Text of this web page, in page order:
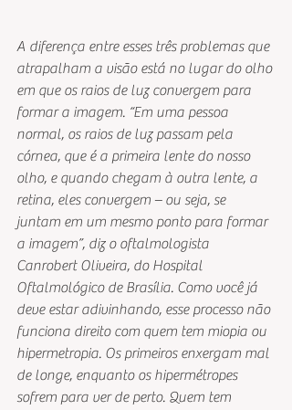
A diferença entre esses três problemas que
atrapalham a visão está no lugar do olho
em que os raios de luz convergem para
formar a imagem. “Em uma pessoa
normal, os raios de luz passam pela
córnea, que é a primeira lente do nosso
olho, e quando chegam à outra lente, a
retina, eles convergem – ou seja, se
juntam em um mesmo ponto para formar
a imagem”, diz o oftalmologista
Canrobert Oliveira, do Hospital
Oftalmológico de Brasília. Como você já
deve estar adivinhando, esse processo não
funciona direito com quem tem miopia ou
hipermetropia. Os primeiros enxergam mal
de longe, enquanto os hipermétropes
sofrem para ver de perto. Quem tem